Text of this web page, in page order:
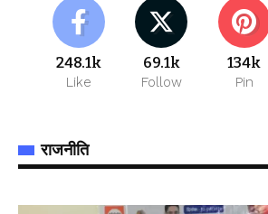
248.1k
Like
69.1k
Follow
134k
Pin
राजनीति